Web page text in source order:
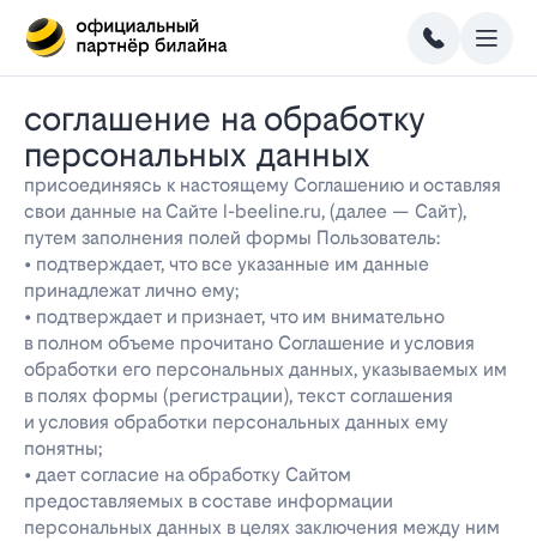
соглашение на обработку
персональных данных
присоединяясь к настоящему Соглашению и оставляя
свои данные на Сайте l-beeline.ru, (далее — Сайт),
путем заполнения полей формы Пользователь:
• подтверждает, что все указанные им данные
принадлежат лично ему;
• подтверждает и признает, что им внимательно
в полном объеме прочитано Соглашение и условия
обработки его персональных данных, указываемых им
в полях формы (регистрации), текст соглашения
и условия обработки персональных данных ему
понятны;
• дает согласие на обработку Сайтом
предоставляемых в составе информации
персональных данных в целях заключения между ним